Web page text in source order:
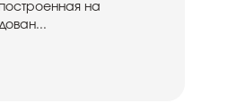
на